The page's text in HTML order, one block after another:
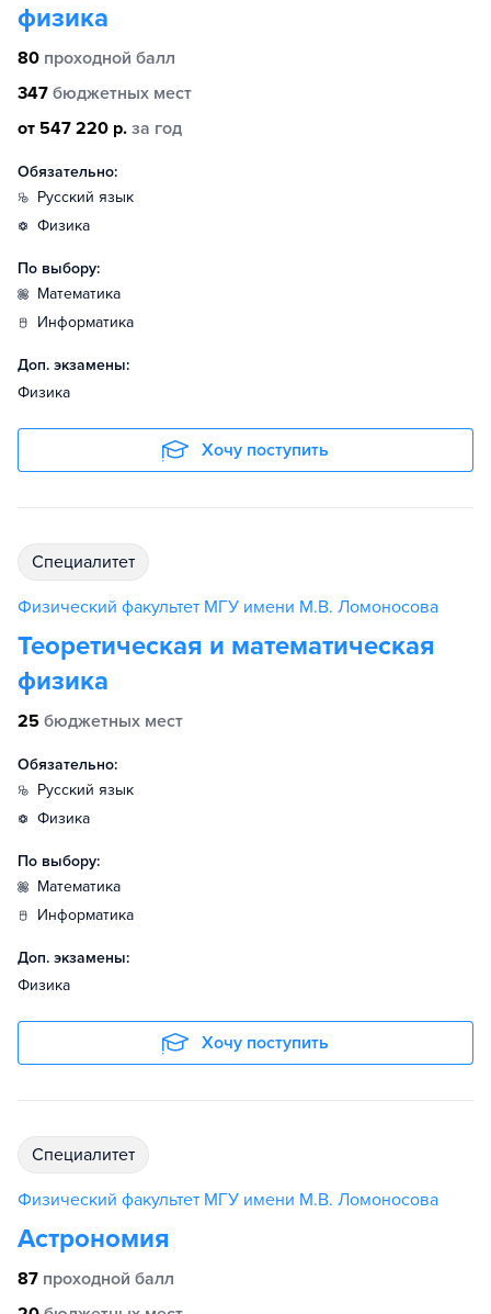
физика
80 проходной балл
347 бюджетных мест
от 547 220 р. за год
Обязательно:
русский язык
физика
По выбору:
математика
информатика
Доп. экзамены:
Физика
Хочу поступить
специалитет
Физический факультет МГУ имени М.В. Ломоносова
Теоретическая и математическая
физика
25 бюджетных мест
Обязательно:
русский язык
физика
По выбору:
математика
информатика
Доп. экзамены:
Физика
Хочу поступить
специалитет
Физический факультет МГУ имени М.В. Ломоносова
Астрономия
87 проходной балл